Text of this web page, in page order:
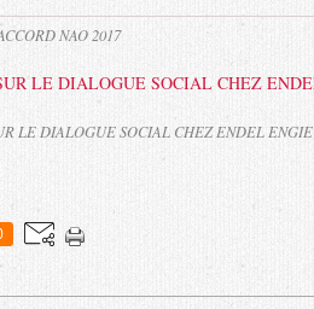
NAO 2017
LE DIALOGUE SOCIAL CHEZ ENDEL ENGIE